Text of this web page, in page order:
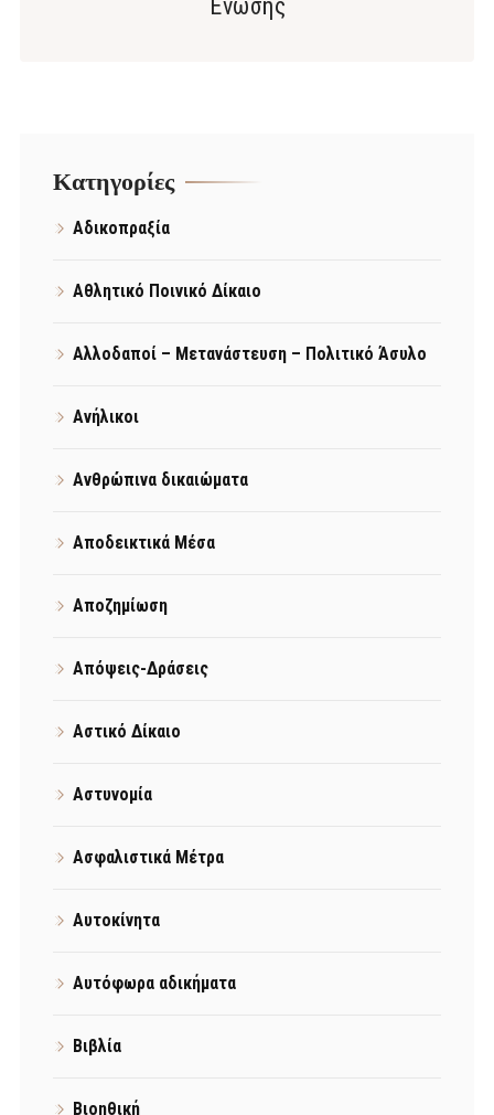
Ένωσης
Kατηγορίες
Αδικοπραξία
Αθλητικό Ποινικό Δίκαιο
Αλλοδαποί – Μετανάστευση – Πολιτικό Άσυλο
Ανήλικοι
Ανθρώπινα δικαιώματα
Αποδεικτικά Μέσα
Αποζημίωση
Απόψεις-Δράσεις
Αστικό Δίκαιο
Αστυνομία
Ασφαλιστικά Μέτρα
Αυτοκίνητα
Αυτόφωρα αδικήματα
Βιβλία
Βιοηθική